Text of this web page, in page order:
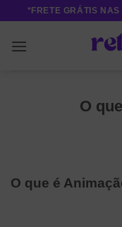
content
*FRETE GRÁTIS
O
O que é